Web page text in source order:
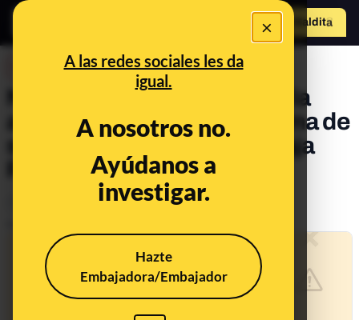
×
A las redes sociales les da
igual.
A nosotros no.
Ayúdanos a
investigar.
Hazte
Embajadora/Embajador
Hazte Maldito
No, este SMS avisando de la
activación del nuevo sistema de
seguridad web no es de Caja
Rural: es ‘phishing’